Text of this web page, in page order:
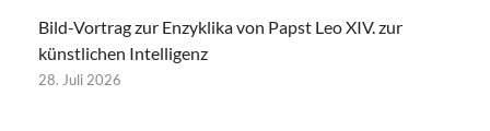
Bild-Vortrag zur Enzyklika von Papst Leo XIV. zur
künstlichen Intelligenz
28. Juli 2026